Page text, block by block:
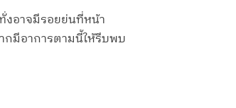
งอาจมีรอยย่นที่หน้า
กมีอาการตามนี้ให้รีบพบ